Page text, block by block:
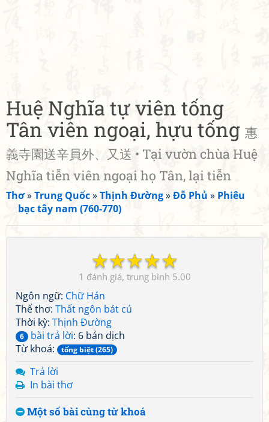
Huệ Nghĩa tự viên tống
Tân viên ngoại, hựu tống 惠
義寺園送辛員外、又送 • Tại vườn chùa Huệ
Nghĩa tiễn viên ngoại họ Tân, lại tiễn
Thơ»Trung Quốc»Thịnh Đường»Đỗ Phủ » Phiêu
bạc tây nam (760-770)
☆
☆
☆
☆
☆
1 5.00
Ngôn ngữ: Chữ Hán
Thể thơ: Thất ngôn bát cú
Thời kỳ: Thịnh Đường
6 bài trả lời: 6 bản dịch
Từ khoá:
tống biệt (265)
Trả lời
In bài thơ
Một số bài cùng từ khoá